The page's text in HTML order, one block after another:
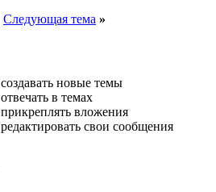
Следующая тема »
создавать новые темы
отвечать в темах
прикреплять вложения
редактировать свои сообщения